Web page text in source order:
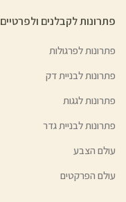
פתרונות לקבלנים ולפרטיים
פתרונות לפרגולות
פתרונות לבניית דק
פתרונות לגגות
פתרונות לבניית גדר
עולם הצבע
עולם הפרקטים